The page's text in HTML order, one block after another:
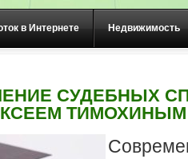
в Интернете Недвижимость
СУДЕБНЫХ
ТИМОХИНЫМ